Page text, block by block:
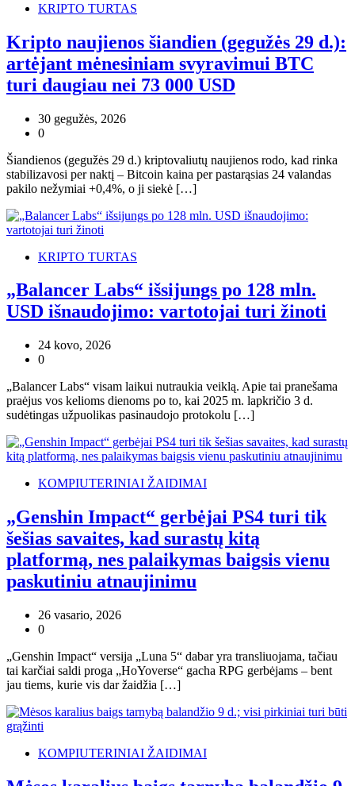
KRIPTO TURTAS
Kripto naujienos šiandien (gegužės 29 d.):
artėjant mėnesiniam svyravimui BTC
turi daugiau nei 73 000 USD
30 gegužės, 2026
0
Šiandienos (gegužės 29 d.) kriptovaliutų naujienos rodo, kad rinka
stabilizavosi per naktį – Bitcoin kaina per pastarąsias 24 valandas
pakilo nežymiai +0,4%, o ji siekė […]
KRIPTO TURTAS
„Balancer Labs“ išsijungs po 128 mln.
USD išnaudojimo: vartotojai turi žinoti
24 kovo, 2026
0
„Balancer Labs“ visam laikui nutraukia veiklą. Apie tai pranešama
praėjus vos kelioms dienoms po to, kai 2025 m. lapkričio 3 d.
sudėtingas užpuolikas pasinaudojo protokolu […]
KOMPIUTERINIAI ŽAIDIMAI
„Genshin Impact“ gerbėjai PS4 turi tik
šešias savaites, kad surastų kitą
platformą, nes palaikymas baigsis vienu
paskutiniu atnaujinimu
26 vasario, 2026
0
„Genshin Impact“ versija „Luna 5“ dabar yra transliuojama, tačiau
tai karčiai saldi proga „HoYoverse“ gacha RPG gerbėjams – bent
jau tiems, kurie vis dar žaidžia […]
KOMPIUTERINIAI ŽAIDIMAI